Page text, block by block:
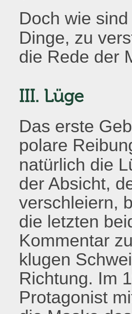
Doch wie
Dinge, zu
die Rede der
III. Lüge
Das erste
polare
natürlich die
der Absicht,
verschleiern,
die letzten
Kommentar
klugen
Richtung. Im
Protagonist